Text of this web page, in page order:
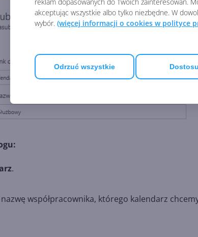
akceptując wszystkie albo tylko niezbędne. W
wybór. (więcej informacji o cookies w polityce
Odrzuć wszystkie
.
współpracownika, którego kalendarz